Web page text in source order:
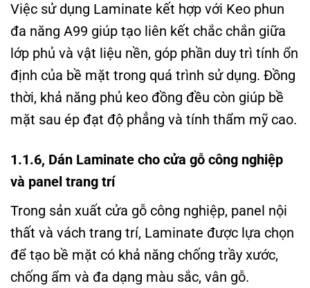
Việc sử dụng Laminate kết hợp với Keo phun
đa năng A99 giúp tạo liên kết chắc chắn giữa
lớp phủ và vật liệu nền, góp phần duy trì tính ổn
định của bề mặt trong quá trình sử dụng. Đồng
thời, khả năng phủ keo đồng đều còn giúp bề
mặt sau ép đạt độ phẳng và tính thẩm mỹ cao.
1.1.6, Dán Laminate cho cửa gỗ công nghiệp
và panel trang trí
Trong sản xuất cửa gỗ công nghiệp, panel nội
thất và vách trang trí, Laminate được lựa chọn
để tạo bề mặt có khả năng chống trầy xước,
chống ẩm và đa dạng màu sắc, vân gỗ.